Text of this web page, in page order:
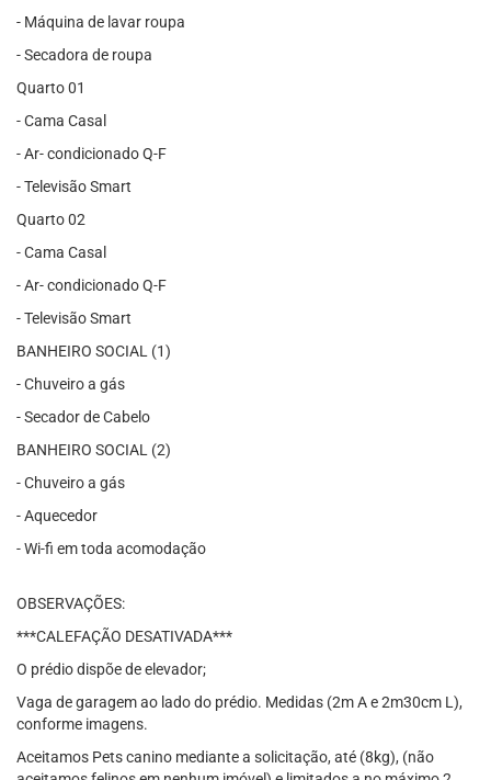
- Máquina de lavar roupa
- Secadora de roupa
Quarto 01
- Cama Casal
- Ar- condicionado Q-F
- Televisão Smart
Quarto 02
- Cama Casal
- Ar- condicionado Q-F
- Televisão Smart
BANHEIRO SOCIAL (1)
- Chuveiro a gás
- Secador de Cabelo
BANHEIRO SOCIAL (2)
- Chuveiro a gás
- Aquecedor
- Wi-fi em toda acomodação
OBSERVAÇÕES:
***CALEFAÇÃO DESATIVADA***
O prédio dispõe de elevador;
Vaga de garagem ao lado do prédio. Medidas (2m A e 2m30cm L),
conforme imagens.
Aceitamos Pets canino mediante a solicitação, até (8kg), (não